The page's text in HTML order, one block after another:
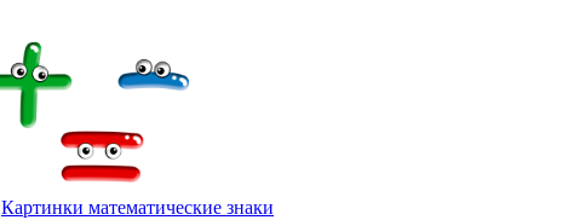
Картинки математические знаки